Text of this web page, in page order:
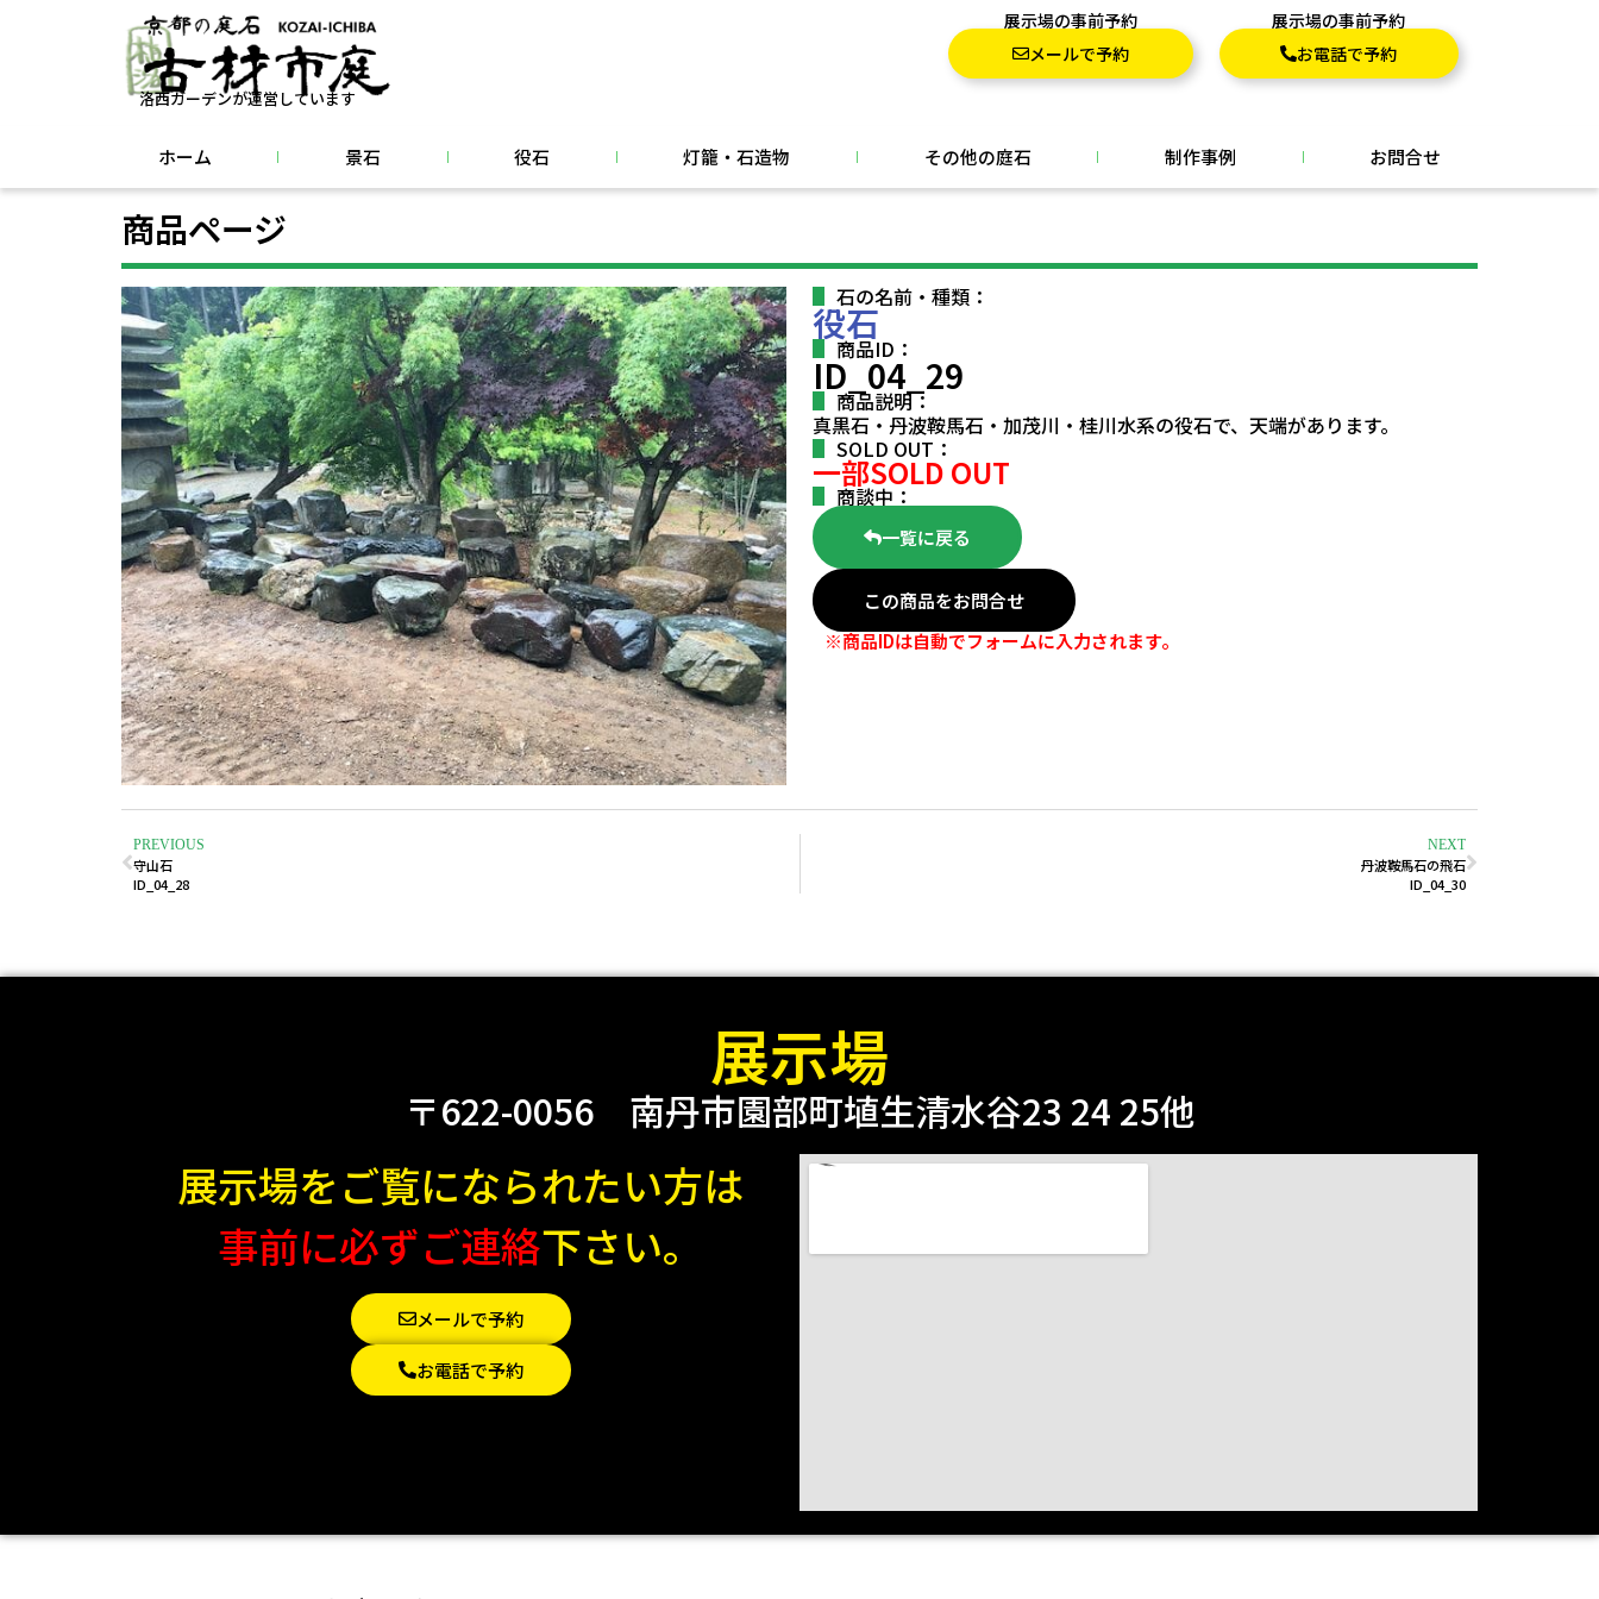
洛西ガーデンが運営しています
展示場の事前予約
メールで予約
展示場の事前予約
お電話で予約
ホーム 景石 役石 灯籠・石造物 その他の庭石 制作事例 お問合せ
商品ページ
石の名前・種類：
役石
商品ID：
ID_04_29
商品説明：
真黒石・丹波鞍馬石・加茂川・桂川水系の役石で、天端があります。
SOLD OUT：
一部SOLD OUT
商談中：
一覧に戻る
この商品をお問合せ
※商品IDは自動でフォームに入力されます。
PREVIOUS
守山石
ID_04_28
NEXT
丹波鞍馬石の飛石
ID_04_30
展示場
〒622-0056 南丹市園部町埴生清水谷23 24 25他
展示場をご覧になられたい方は
事前に必ずご連絡下さい。
メールで予約
お電話で予約